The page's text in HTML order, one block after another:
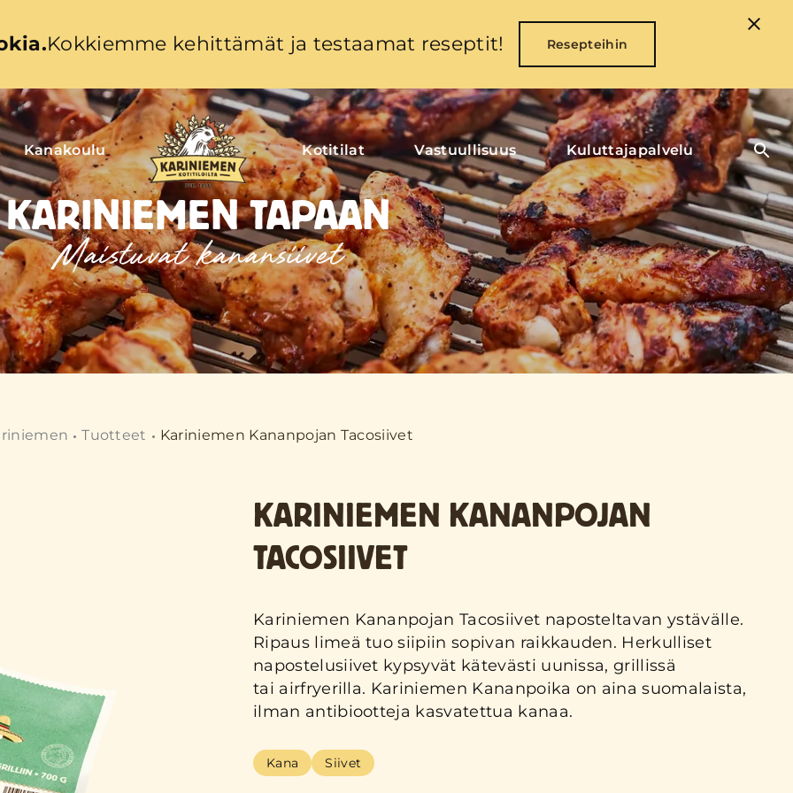
Kokkiemme kehittämät ja testaamat reseptit! Resepteihin
Kanakoulu Kotitilat Vastuullisuus Kuluttajapalvelu
KARINIEMEN TAPAAN
Maistuvat kanansiivet
Tuotteet Kariniemen Kananpojan Tacosiivet
KARINIEMEN KANANPOJAN
TACOSIIVET
Kariniemen Kananpojan Tacosiivet naposteltavan ystävälle.
Ripaus limeä tuo siipiin sopivan raikkauden. Herkulliset
napostelusiivet kypsyvät kätevästi uunissa, grillissä
tai airfryerilla. Kariniemen Kananpoika on aina suomalaista,
ilman antibiootteja kasvatettua kanaa.
Kana Siivet